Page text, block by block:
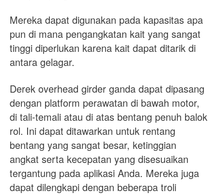
Mereka dapat digunakan pada kapasitas apa
pun di mana pengangkatan kait yang sangat
tinggi diperlukan karena kait dapat ditarik di
antara gelagar.
Derek overhead girder ganda dapat dipasang
dengan platform perawatan di bawah motor,
di tali-temali atau di atas bentang penuh balok
rol. Ini dapat ditawarkan untuk rentang
bentang yang sangat besar, ketinggian
angkat serta kecepatan yang disesuaikan
tergantung pada aplikasi Anda. Mereka juga
dapat dilengkapi dengan beberapa troli